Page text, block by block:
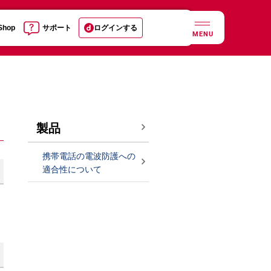
サポート ログインする
MENU
製品
携帯電話の電波防護への
適合性について